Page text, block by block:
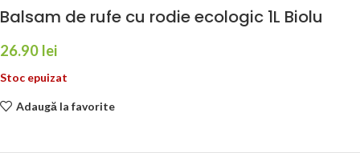
Balsam de rufe cu rodie ecologic 1L Biolu
26.90 lei
Stoc epuizat
Adaugă la favorite